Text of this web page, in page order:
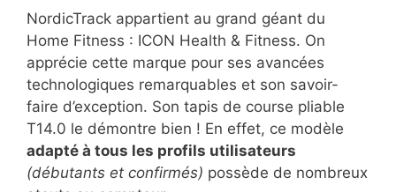
NordicTrack appartient au grand géant du
Home Fitness : ICON Health & Fitness. On
apprécie cette marque pour ses avancées
technologiques remarquables et son savoir-
faire d’exception. Son tapis de course pliable
T14.0 le démontre bien ! En effet, ce modèle
adapté à tous les profils utilisateurs
(débutants et confirmés) possède de nombreux